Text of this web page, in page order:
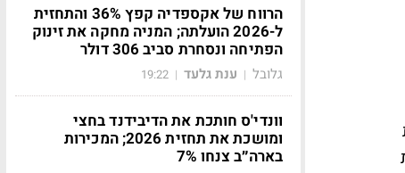
הרווח של אקספדיה קפץ 36% והתחזית
ל-2026 הועלתה; המניה מחקה את זינוק
הפתיחה ונסחרת סביב 306 דולר
גלובל | ענת גלעד |
19:22
וונדי'ס חותכת את הדיבידנד בחצי
ומושכת את תחזית 2026; המכירות
בארה״ב צנחו 7%